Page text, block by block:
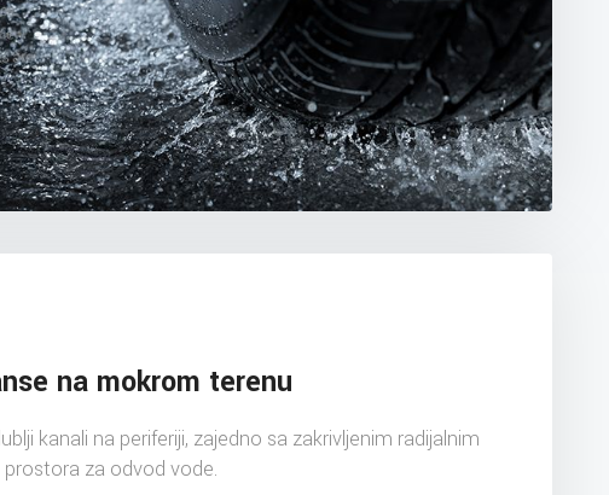
na mokrom terenu
kanali na periferiji, zajedno sa zakrivljenim radijalnim
za odvod vode.